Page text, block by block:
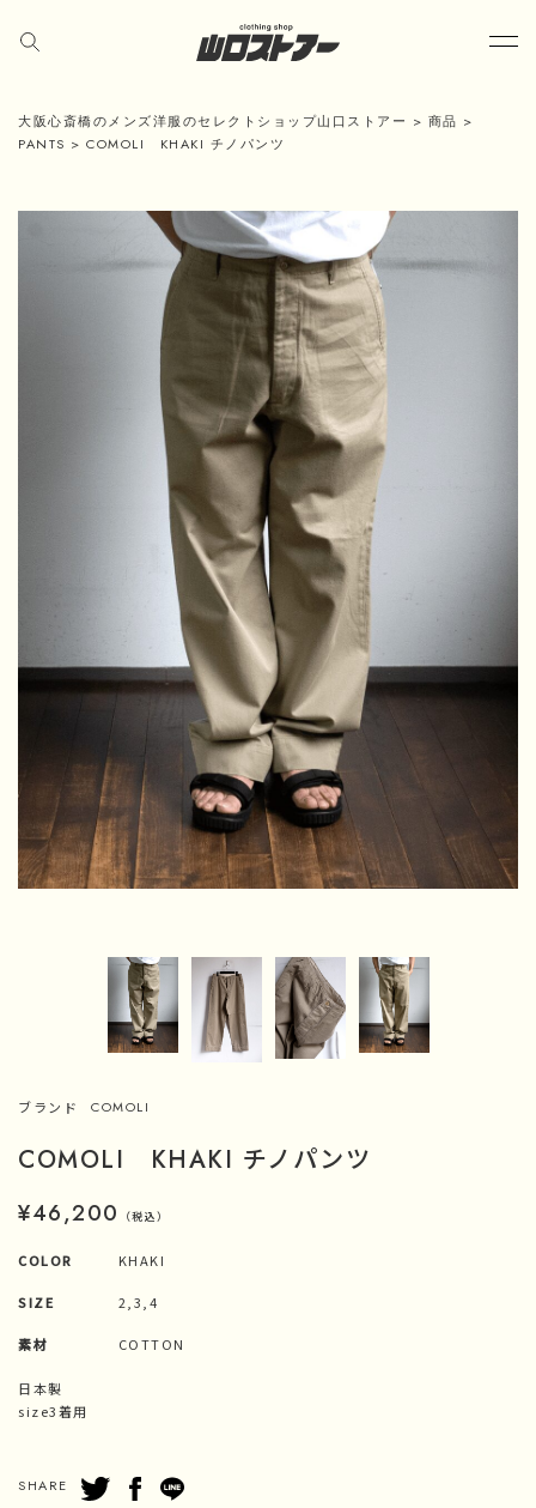
大阪心斎橋のメンズ洋服のセレクトショップ山口ストアー > 商品 >
PANTS > COMOLI KHAKI チノパンツ
ブランド COMOLI
COMOLI KHAKI チノパンツ
¥46,200 （税込）
COLOR KHAKI
SIZE 2,3,4
素材 COTTON
日本製
size3着用
SHARE